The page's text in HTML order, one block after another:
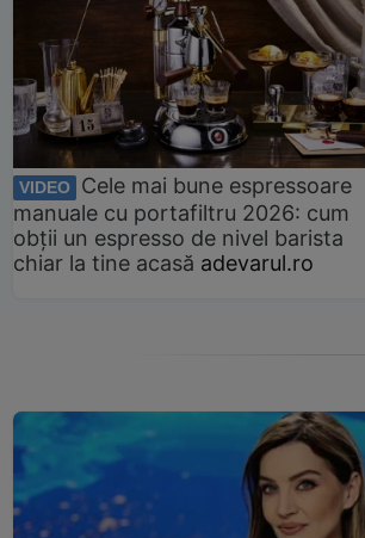
VIDEO
Cele mai bune espressoare
manuale cu portafiltru 2026: cum
obții un espresso de nivel barista
chiar la tine acasă adevarul.ro